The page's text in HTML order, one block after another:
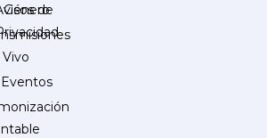
de
Género
Eventos